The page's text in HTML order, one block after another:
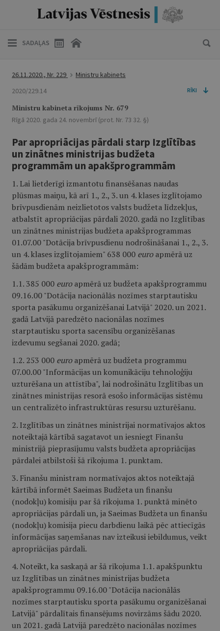
SADAĻAS
26.11.2020., Nr. 229
Ministru kabinets
2020/229.14
RĪKI
Ministru kabineta rīkojums Nr. 679
Rīgā 2020. gada 24. novembrī (prot. Nr. 73 32. §)
Par apropriācijas pārdali starp Izglītības
un zinātnes ministrijas budžeta
programmām un apakšprogrammām
1. Lai lietderīgi izmantotu finansēšanas naudas
plūsmas maiņu, kā arī 1., 2., 3. un 4. klases izglītojamo
brīvpusdienām neizlietotos valsts budžeta līdzekļus,
atbalstīt apropriācijas pārdali 2020. gadā no Izglītības
un zinātnes ministrijas budžeta apakšprogrammas
01.07.00 "Dotācija brīvpusdienu nodrošināšanai 1., 2., 3.
un 4. klases izglītojamiem" 638 000 euroapmērā uz
šādām budžeta apakšprogrammām:
1.1. 385 000 euroapmērā uz budžeta apakšprogrammu
09.16.00 "Dotācija nacionālās nozīmes starptautisku
sporta pasākumu organizēšanai Latvijā" 2020. un 2021.
gadā Latvijā paredzēto nacionālas nozīmes
starptautisku sporta sacensību organizēšanas
izdevumu segšanai 2020. gadā;
1.2. 253 000 euroapmērā uz budžeta programmu
07.00.00 "Informācijas un komunikāciju tehnoloģiju
uzturēšana un attīstība", lai nodrošinātu Izglītības un
zinātnes ministrijas resorā esošo informācijas sistēmu
un centralizēto infrastruktūras resursu uzturēšanu.
2. Izglītības un zinātnes ministrijai normatīvajos aktos
noteiktajā kārtībā sagatavot un iesniegt Finanšu
ministrijā pieprasījumu valsts budžeta apropriācijas
pārdalei atbilstoši šā rīkojuma 1. punktam.
3. Finanšu ministram normatīvajos aktos noteiktajā
kārtībā informēt Saeimas Budžeta un finanšu
(nodokļu) komisiju par šā rīkojuma 1. punktā minēto
apropriācijas pārdali un, ja Saeimas Budžeta un finanšu
(nodokļu) komisija piecu darbdienu laikā pēc attiecīgās
informācijas saņemšanas nav izteikusi iebildumus, veikt
apropriācijas pārdali.
4. Noteikt, ka saskaņā ar šā rīkojuma 1.1. apakšpunktu
uz Izglītības un zinātnes ministrijas budžeta
apakšprogrammu 09.16.00 "Dotācija nacionālās
nozīmes starptautisku sporta pasākumu organizēšanai
Latvijā" pārdalītais finansējums novirzāms šādu 2020.
un 2021. gadā Latvijā paredzēto nacionālas nozīmes